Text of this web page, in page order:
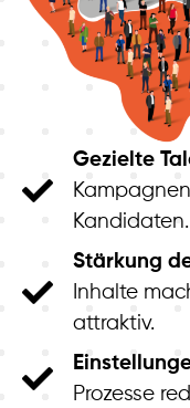
Gezielte
Kandidaten.
Stärkung
Inhalte
attraktiv.
Prozesse